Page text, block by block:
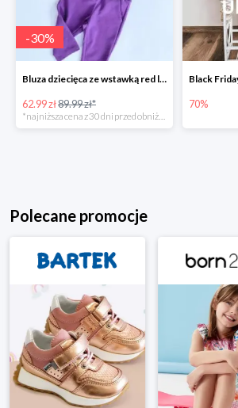
-30%
Bluza dziecięca ze wstawką red logo Fioletowa -30%
62.99 zł89.99 zł* 70%
Polecane promocje